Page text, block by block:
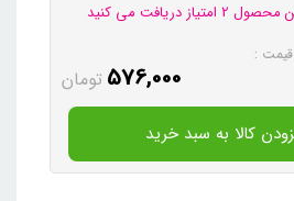
دریافت می کنید
قیمت :
576,000 تومان
کالا به سبد خرید